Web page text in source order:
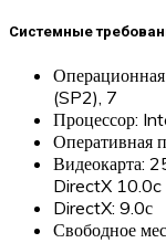
Системные
(SP2), 7
Процессор:
Оперативная
Видеокарта:
DirectX 10.0c
DirectX: 9.0с
Свободное